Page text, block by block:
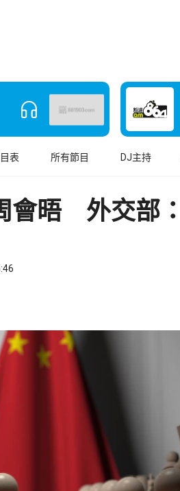
表 所有節目 DJ主持
會晤 外交部：